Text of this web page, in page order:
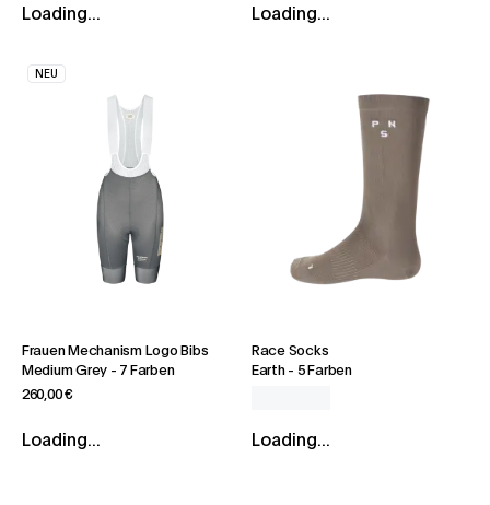
Loading... Loading...
NEU
Frauen Mechanism Logo Bibs
Medium Grey - 7 Farben
260,00 €
Loading...
Race Socks
Earth- 5 Farben
Loading...